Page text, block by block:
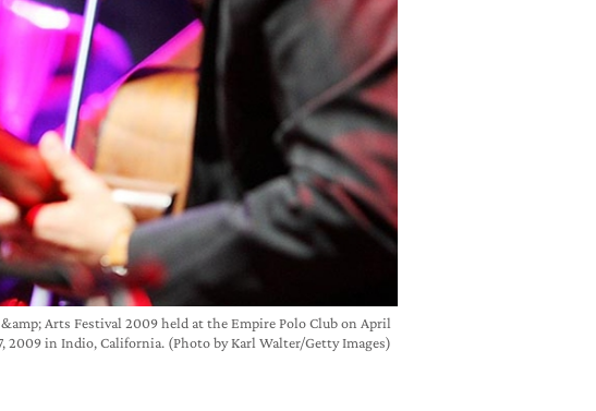
Arts Festival 2009 held at the Empire Polo Club on April
2009 in Indio, California. (Photo by Karl Walter/Getty Images)